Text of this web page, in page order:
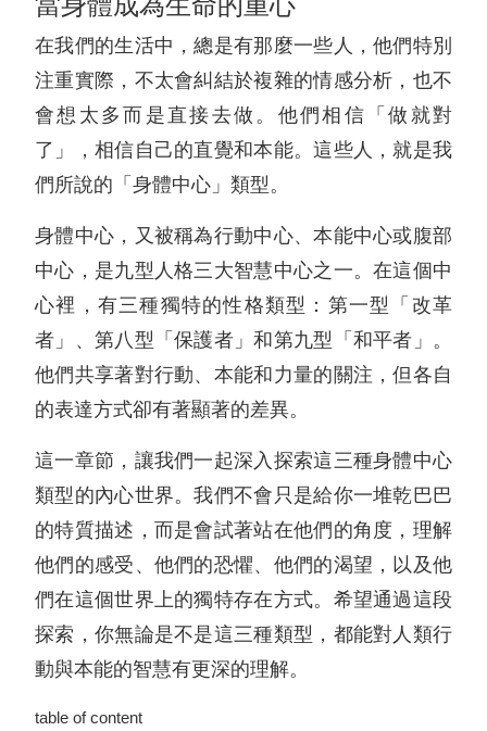
在我們的生活中，總是有那麼一些人，他們特別
注重實際，不太會糾結於複雜的情感分析，也不
會想太多而是直接去做。他們相信「做就對
了」，相信自己的直覺和本能。這些人，就是我
們所說的「身體中心」類型。
身體中心，又被稱為行動中心、本能中心或腹部
中心，是九型人格三大智慧中心之一。在這個中
心裡，有三種獨特的性格類型：第一型「改革
者」、第八型「保護者」和第九型「和平者」。
他們共享著對行動、本能和力量的關注，但各自
的表達方式卻有著顯著的差異。
這一章節，讓我們一起深入探索這三種身體中心
類型的內心世界。我們不會只是給你一堆乾巴巴
的特質描述，而是會試著站在他們的角度，理解
他們的感受、他們的恐懼、他們的渴望，以及他
們在這個世界上的獨特存在方式。希望通過這段
探索，你無論是不是這三種類型，都能對人類行
動與本能的智慧有更深的理解。
table of content